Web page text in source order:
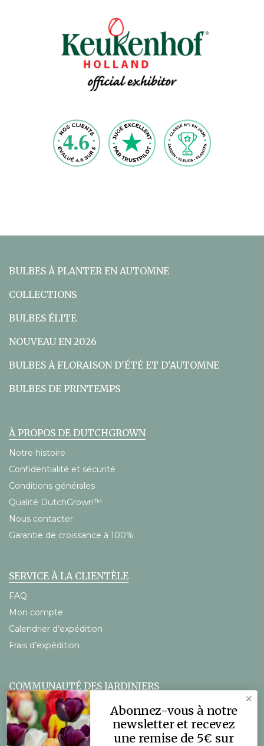
BULBES À PLANTER EN AUTOMNE
COLLECTIONS
BULBES ÉLITE
NOUVEAU EN 2026
BULBES À FLORAISON D'ÉTÉ ET D'AUTOMNE
BULBES DE PRINTEMPS
À PROPOS DE DUTCHGROWN
Notre histoire
Confidentialité et sécurité
Conditions générales
Qualité DutchGrown™
Nous contacter
Garantie de croissance à 100%
SERVICE À LA CLIENTÈLE
FAQ
Mon compte
Calendrier d’expédition
Frais d’expédition
COMMUNAUTÉ DES JARDINIERS
Le blog DutchGrown
Vidéos
Abonnez-vous à notre
newsletter et recevez
une remise de 5€ sur